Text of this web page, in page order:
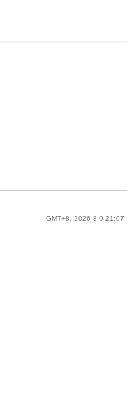
GMT+8, 2026-8-9 21:07